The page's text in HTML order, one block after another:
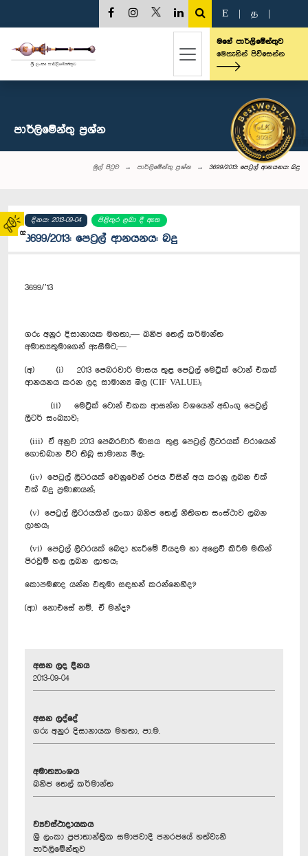
02
E த
මගේ පාර්ලිමේන්තුව
මෙතැනින් පිවිසෙන්න
පාර්ලි‌මේන්තු‌ ප්‍රශ්න
මුල් පිටුව පාර්ලි‌මේන්තු‌ ප්‍රශ්න 3699/2013: පෙට්‍රල් ආනයනය: බදු
දිනය: 2013-09-04 පිළිතුර ලබා දී ඇත
3699/2013: පෙට්‍රල් ආනයනය: බදු
3699/’13
ගරු අනුර දිසානායක මහතා,— ඛනිජ තෙල් කර්මාන්ත
අමාත්‍යතුමාගෙන් ඇසීමට,—
(අ) (i) 2013 පෙබරවාරි මාසය තුළ පෙට්‍රල්‍ මෙට්‍රික් ටොන් එකක්
ආනයනය කරන ලද සාමාන්‍ය මිල (CIF VALUE);
(ii) මෙට්‍රික් ටොන් එකක ආසන්න වශයෙන් අඩංගු පෙට්‍රල්
ලීටර් සංඛ්‍යාව;
(iii) ඒ අනුව 2013 පෙබරවාරි මාසය තුළ පෙට්‍රල් ලීටරයක් වරායෙන්
ගොඩබාන විට තිබූ සාමාන්‍ය මිල;
(iv) පෙට්‍රල් ලීටරයක් වෙනුවෙන් රජය විසින් අය කරනු ලබන එක්
එක් බදු ප්‍රමාණයන්;
(v) පෙට්‍රල් ලීටරයකින් ලංකා ඛනිජ තෙල් නීතිගත සංස්ථාව ලබන
ලාභය;
(vi) පෙට්‍රල් ලීටරයක් බෙදා හැරීමේ වියදම හා අලෙවි කිරීම මඟින්
පිරවුම් හල ලබන ලාභය;
කොපමණද යන්න එතුමා සඳහන් කරන්නෙහිද?
(ආ) නොඑසේ නම්, ඒ මන්ද?
අසන ලද දිනය
2013-09-04
අසන ලද්දේ
ගරු අනුර දිසානායක මහතා, පා.ම.
අමාත්‍යාංශය
ඛනිජ තෙල් කර්මාන්ත
ව්‍යවස්ථාදායකය
ශ්‍රී ලංකා ප්‍රජාතාන්ත්‍රික සමාජවාදී ජනරජයේ හත්වැනි
පාර්ලිමේන්තුව